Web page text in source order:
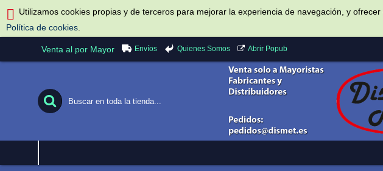
Utilizamos cookies propias y de terceros para mejorar la experiencia de navegación, y
Política de cookies
Venta al por Mayor Envíos Quienes Somos Abrir Popub